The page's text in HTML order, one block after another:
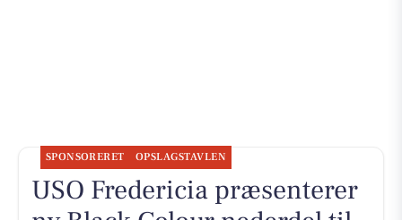
SPONSORERET OPSLAGSTAVLEN
USO Fredericia præsenterer